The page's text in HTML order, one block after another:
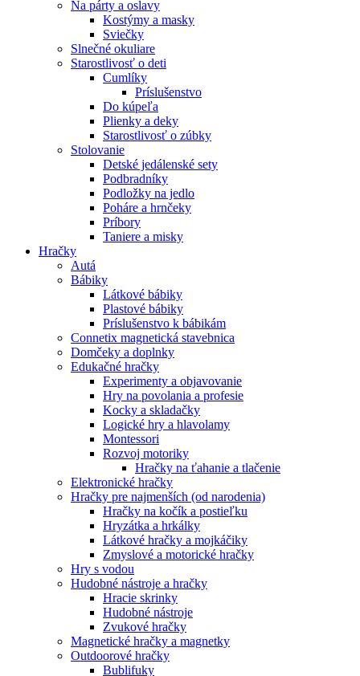
Na párty a oslavy
Kostýmy a masky
Sviečky
Slnečné okuliare
Starostlivosť o deti
Cumlíky
Príslušenstvo
Do kúpeľa
Plienky a deky
Starostlivosť o zúbky
Stolovanie
Detské jedálenské sety
Podbradníky
Podložky na jedlo
Poháre a hrnčeky
Príbory
Taniere a misky
Hračky
Autá
Bábiky
Látkové bábiky
Plastové bábiky
Príslušenstvo k bábikám
Connetix magnetická stavebnica
Domčeky a doplnky
Edukačné hračky
Experimenty a objavovanie
Hry na povolania a profesie
Kocky a skladačky
Logické hry a hlavolamy
Montessori
Rozvoj motoriky
Hračky na ťahanie a tlačenie
Elektronické hračky
Hračky pre najmenších (od narodenia)
Hračky na kočík a postieľku
Hryzátka a hrkálky
Látkové hračky a mojkáčiky
Zmyslové a motorické hračky
Hry s vodou
Hudobné nástroje a hračky
Hracie skrinky
Hudobné nástroje
Zvukové hračky
Magnetické hračky a magnetky
Outdoorové hračky
Bublifuky